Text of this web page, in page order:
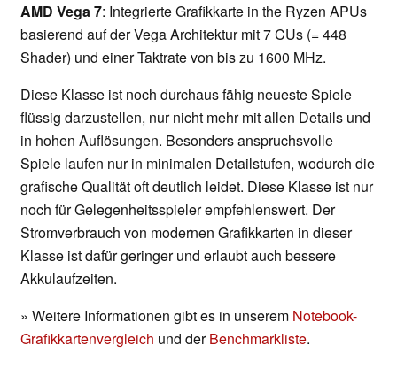
AMD Vega 7: Integrierte Grafikkarte in the Ryzen APUs
basierend auf der Vega Architektur mit 7 CUs (= 448
Shader) und einer Taktrate von bis zu 1600 MHz.
Diese Klasse ist noch durchaus fähig neueste Spiele
flüssig darzustellen, nur nicht mehr mit allen Details und
in hohen Auflösungen. Besonders anspruchsvolle
Spiele laufen nur in minimalen Detailstufen, wodurch die
grafische Qualität oft deutlich leidet. Diese Klasse ist nur
noch für Gelegenheitsspieler empfehlenswert. Der
Stromverbrauch von modernen Grafikkarten in dieser
Klasse ist dafür geringer und erlaubt auch bessere
Akkulaufzeiten.
» Weitere Informationen gibt es in unserem Notebook-
Grafikkartenvergleich und derBenchmarkliste.